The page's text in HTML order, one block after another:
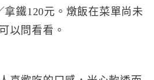
拿鐵120元。燉飯在菜單尚未
以問看看。